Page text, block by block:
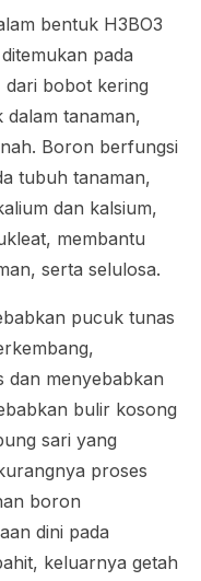
bentuk H3BO3
pada
dari bobot kering
dalam tanaman,
Boron berfungsi
tubuh tanaman,
dan kalsium,
membantu
serta selulosa.
pucuk tunas
dan menyebabkan
bulir kosong
sari yang
proses
boron
dini pada
keluarnya getah